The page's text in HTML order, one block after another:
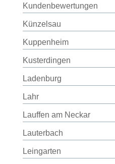
Kundenbewertungen
Künzelsau
Kuppenheim
Kusterdingen
Ladenburg
Lahr
Lauffen am Neckar
Lauterbach
Leingarten